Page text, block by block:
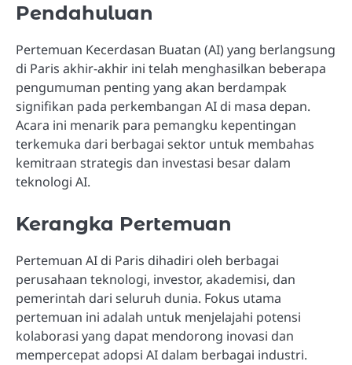
Pendahuluan
Pertemuan Kecerdasan Buatan (AI) yang berlangsung
di Paris akhir-akhir ini telah menghasilkan beberapa
pengumuman penting yang akan berdampak
signifikan pada perkembangan AI di masa depan.
Acara ini menarik para pemangku kepentingan
terkemuka dari berbagai sektor untuk membahas
kemitraan strategis dan investasi besar dalam
teknologi AI.
Kerangka Pertemuan
Pertemuan AI di Paris dihadiri oleh berbagai
perusahaan teknologi, investor, akademisi, dan
pemerintah dari seluruh dunia. Fokus utama
pertemuan ini adalah untuk menjelajahi potensi
kolaborasi yang dapat mendorong inovasi dan
mempercepat adopsi AI dalam berbagai industri.